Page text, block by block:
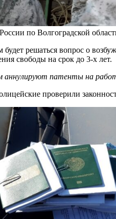
по Волгоградской
решаться вопрос о
свободы на срок до 3-х лет.
патенты на
проверили